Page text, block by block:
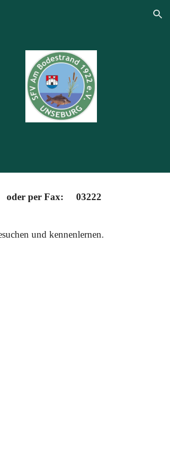
oder per Fax: 03222
und kennenlernen.